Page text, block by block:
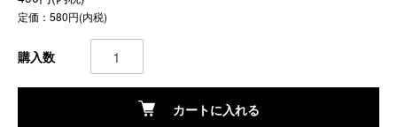
定価：580円(内税)
購入数
カートに入れる